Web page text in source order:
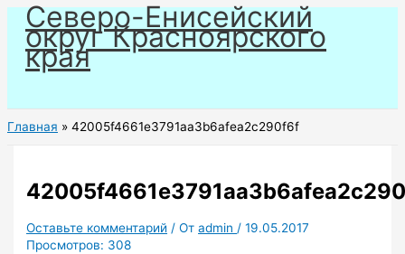
Перейти
содержимому
Северо-Енисейский
округ Красноярского
края
Главная 42005f4661e3791aa3b6afea2c290f6f
Оставьте комментарий / Отadmin /19.05.2017
Просмотров: 308